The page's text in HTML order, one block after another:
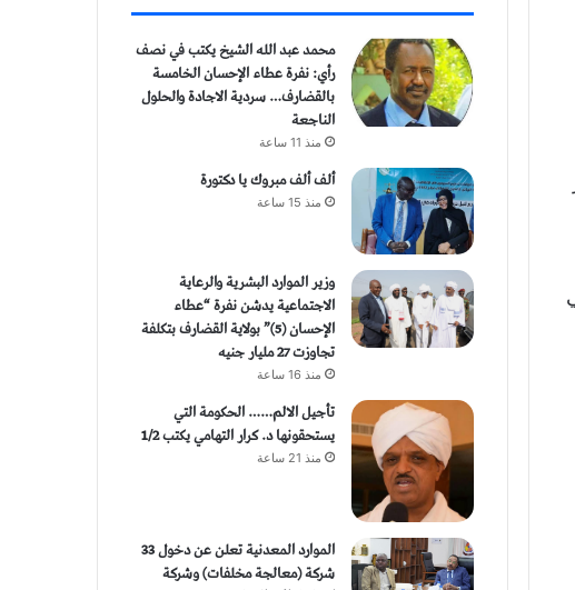
محمد عبد الله الشيخ يكتب في نصف
رأي: نفرة عطاء الإحسان الخامسة
بالقضارف… سردية الاجادة والحلول
الناجعة
منذ 11 ساعة
ألف ألف مبروك يا دكتورة
منذ 15 ساعة
وزير الموارد البشرية والرعاية
الاجتماعية يدشن نفرة “عطاء
الإحسان (5)” بولاية القضارف بتكلفة
تجاوزت 27 مليار جنيه
منذ 16 ساعة
تأجيل الالم…… الحكومة التي
يستحقونها د. كرار التهامي يكتب 1/2
منذ 21 ساعة
الموارد المعدنية تعلن عن دخول 33
شركة (معالجة مخلفات) وشركة